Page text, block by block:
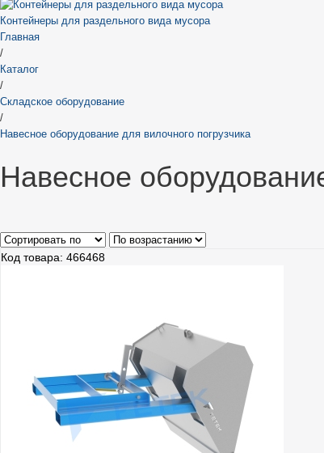
Контейнеры для раздельного вида мусора
Главная
/
Каталог
/
Складское оборудование
/
Навесное оборудование для вилочного погрузчика
Навесное
Код товара: 466468